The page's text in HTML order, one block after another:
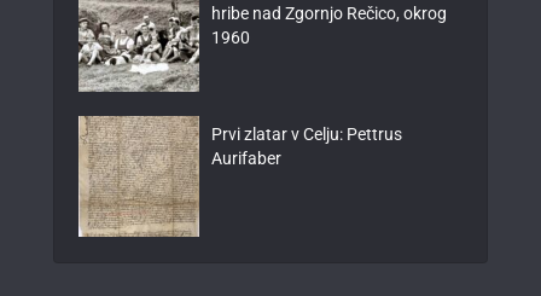
hribe nad Zgornjo Rečico, okrog
1960
Prvi zlatar v Celju: Pettrus
Aurifaber